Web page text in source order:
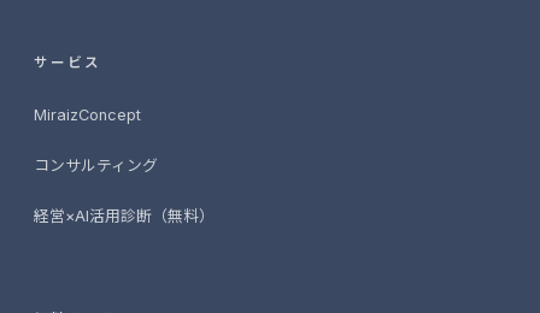
サービス
MiraizConcept
コンサルティング
経営×AI活用診断（無料）2026-06-25